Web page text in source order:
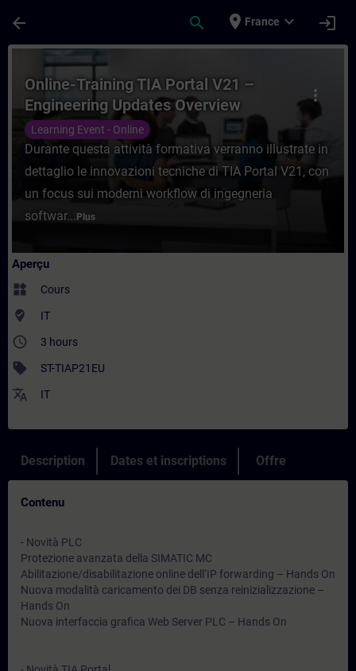
arrow_back search place France expand_more login
Cours - Online-Training TIA Portal V21
more_vert
Online-Training TIA Portal V21 –
Engineering Updates Overview
Learning Event - Online
Durante questa attività formativa verranno illustrate in
dettaglio le innovazioni tecniche di TIA Portal V21, con
un focus sui moderni workflow di ingegneria
softwar... Plus
Aperçu
widgets Cours
where_to_vote IT
access_time 3 hours
sell ST-TIAP21EU
translate IT
Description Dates et inscriptions Offre
Contenu
- Novità PLC
Protezione avanzata della SIMATIC MC
Abilitazione/disabilitazione online dell’IP forwarding – Hands On
Nuova modalità caricamento dei DB senza reinizializzazione –
Hands On
Nuova interfaccia grafica Web Server PLC – Hands On